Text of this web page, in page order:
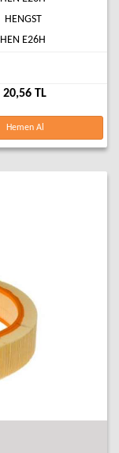
HENGST
HEN E26H
20,56 TL
Hemen Al